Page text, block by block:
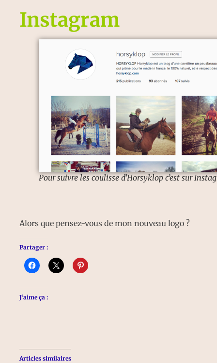
Instagram
Pour suivre les coulisse d’Horsyklop c’est sur
Alors que pensez-vous de mon nouveau logo ?
Partager :
J’aime ça :
Articles similaires